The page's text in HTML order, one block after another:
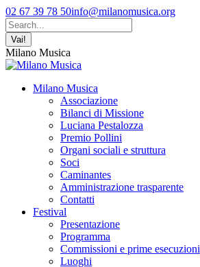
Vai
ai
contenuti
Facebook
page
opens
in
new
window
YouTube
page
opens
in
new
window
Instagram
page
opens
in
new
window
02 67 39 78 50info@milanomusica.org
Cerca:
Milano Musica
Milano Musica
Associazione
Bilanci di Missione
Luciana Pestalozza
Premio Pollini
Organi sociali e struttura
Soci
Caminantes
Amministrazione trasparente
Contatti
Festival
Presentazione
Programma
Commissioni e prime esecuzioni
Luoghi